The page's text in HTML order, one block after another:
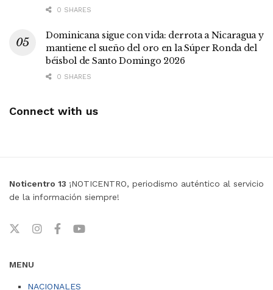
0 SHARES
Dominicana sigue con vida: derrota a Nicaragua y
mantiene el sueño del oro en la Súper Ronda del
béisbol de Santo Domingo 2026
0 SHARES
Connect with us
Noticentro 13 ¡NOTICENTRO, periodismo auténtico al servicio
de la información siempre!
MENU
NACIONALES